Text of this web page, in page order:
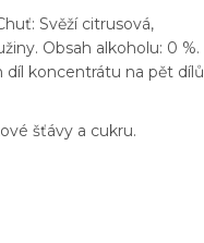
Svěží citrusová,
Obsah alkoholu: 0 %.
díl koncentrátu na pět dílů
šťávy a cukru.